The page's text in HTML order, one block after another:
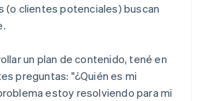
(o clientes potenciales) buscan
un plan de contenido, tené en
preguntas: "¿Quién es mi
estoy resolviendo para mi